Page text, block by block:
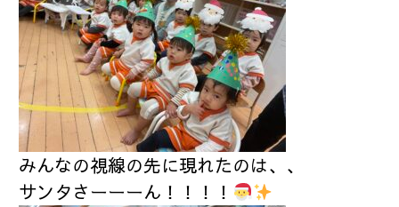
みんなの視線の先に現れたのは、、
サンタさーーーん！！！！